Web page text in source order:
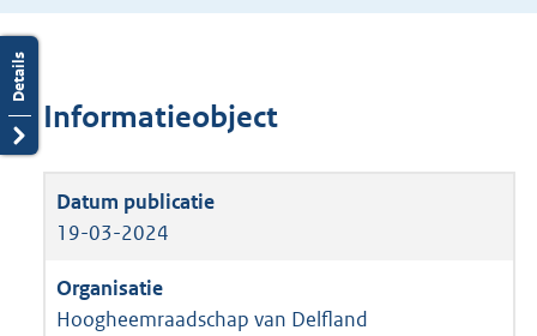
Informatieobject
19-03-2024
Hoogheemraadschap van Delfland